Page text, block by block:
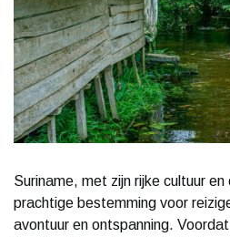
Suriname, met zijn rijke cultuur
prachtige bestemming voor
avontuur en ontspanning.